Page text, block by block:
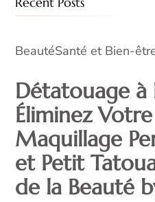
BeautéSanté et Bien-
Détatouage à
Éliminez Votre
Maquillage
et Petit
de la Beauté